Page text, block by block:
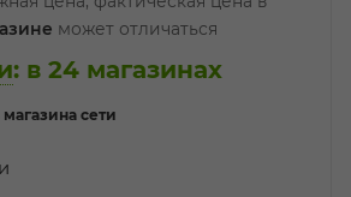
может отличаться
: в 24 магазинах
сети